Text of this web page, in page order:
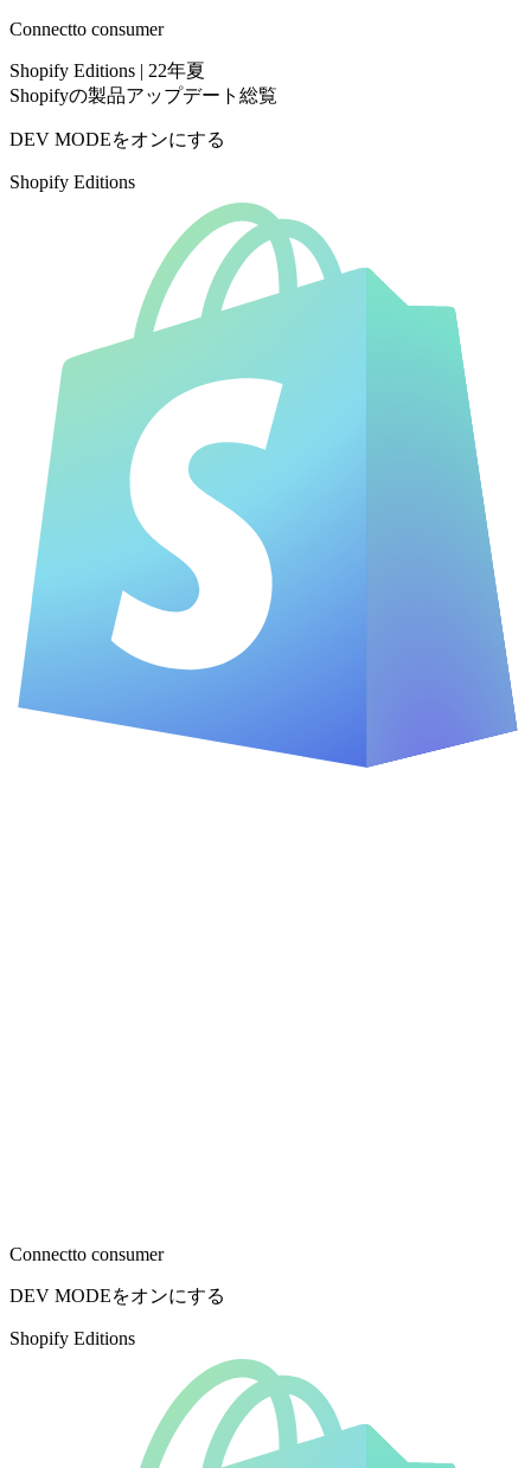
Connectto consumer
Shopify Editions | 22年夏
Shopifyの製品アップデート総覧
DEV MODEをオンにする
Shopify Editions
Connectto consumer
DEV MODEをオンにする
Shopify Editions